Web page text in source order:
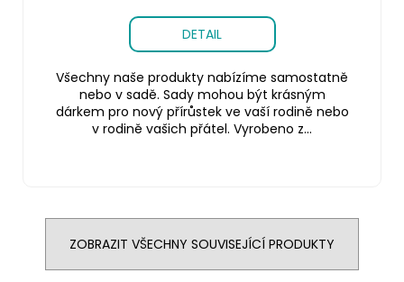
DETAIL
Všechny naše produkty nabízíme samostatně
nebo v sadě. Sady mohou být krásným
dárkem pro nový přírůstek ve vaší rodině nebo
v rodině vašich přátel. Vyrobeno z...
ZOBRAZIT VŠECHNY SOUVISEJÍCÍ PRODUKTY